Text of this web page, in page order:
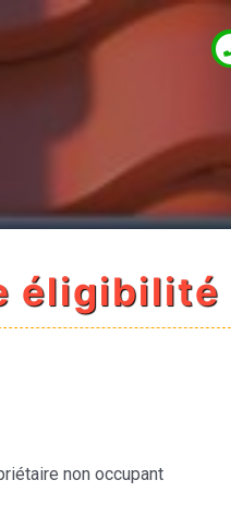
éligibilité
non occupant